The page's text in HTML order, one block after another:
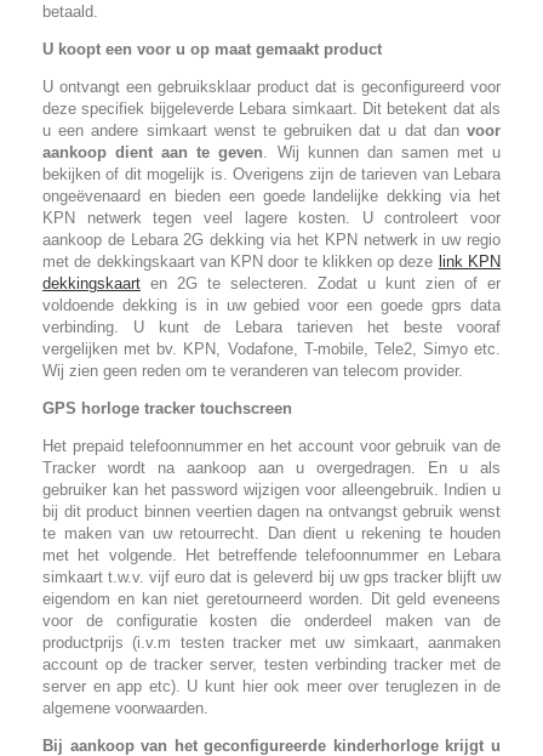
betaald.
U koopt een voor u op maat gemaakt product
U ontvangt een gebruiksklaar product dat is geconfigureerd voor
deze specifiek bijgeleverde Lebara simkaart. Dit betekent dat als
u een andere simkaart wenst te gebruiken dat u dat dan voor
aankoop dient aan te geven. Wij kunnen dan samen met u
bekijken of dit mogelijk is. Overigens zijn de tarieven van Lebara
ongeëvenaard en bieden een goede landelijke dekking via het
KPN netwerk tegen veel lagere kosten. U controleert voor
aankoop de Lebara 2G dekking via het KPN netwerk in uw regio
met de dekkingskaart van KPN door te klikken op deze link KPN
dekkingskaart en 2G te selecteren. Zodat u kunt zien of er
voldoende dekking is in uw gebied voor een goede gprs data
verbinding. U kunt de Lebara tarieven het beste vooraf
vergelijken met bv. KPN, Vodafone, T-mobile, Tele2, Simyo etc.
Wij zien geen reden om te veranderen van telecom provider.
GPS horloge tracker touchscreen
Het prepaid telefoonnummer en het account voor gebruik van de
Tracker wordt na aankoop aan u overgedragen. En u als
gebruiker kan het password wijzigen voor alleengebruik. Indien u
bij dit product binnen veertien dagen na ontvangst gebruik wenst
te maken van uw retourrecht. Dan dient u rekening te houden
met het volgende. Het betreffende telefoonnummer en Lebara
simkaart t.w.v. vijf euro dat is geleverd bij uw gps tracker blijft uw
eigendom en kan niet geretourneerd worden. Dit geld eveneens
voor de configuratie kosten die onderdeel maken van de
productprijs (i.v.m testen tracker met uw simkaart, aanmaken
account op de tracker server, testen verbinding tracker met de
server en app etc). U kunt hier ook meer over teruglezen in de
algemene voorwaarden.
Bij aankoop van het geconfigureerde kinderhorloge krijgt u